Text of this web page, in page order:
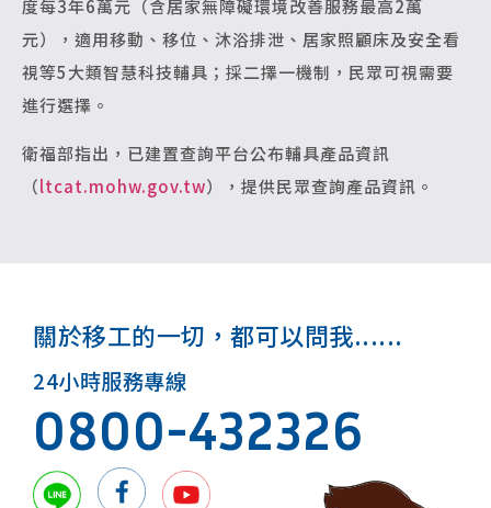
度每3年6萬元（含居家無障礙環境改善服務最高2萬
元），適用移動、移位、沐浴排泄、居家照顧床及安全看
視等5大類智慧科技輔具；採二擇一機制，民眾可視需要
進行選擇。
衛福部指出，已建置查詢平台公布輔具產品資訊
（ltcat.mohw.gov.tw），提供民眾查詢產品資訊。
關於移工的一切，都可以問我......
24小時服務專線
0800-432326